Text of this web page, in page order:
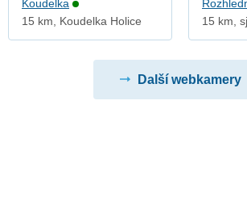
Koudelka
15 km, Koudelka Holice
15 km,
Další webkamery